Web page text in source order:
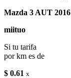
Mazda 3 AUT 2016
miituo
Si tu tarifa
por km es de
$ 0.61 x